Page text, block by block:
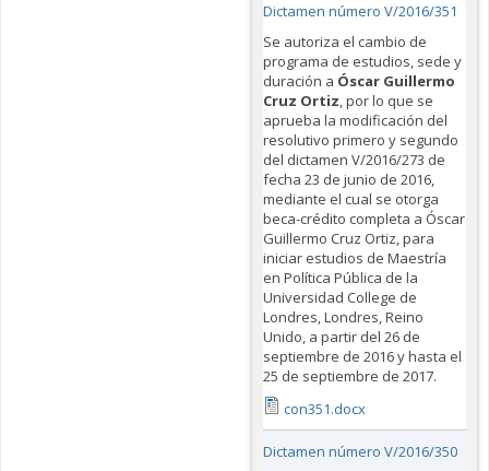
Dictamen número V/2016/351
Se autoriza el cambio de
programa de estudios, sede y
duración a Óscar Guillermo
Cruz Ortiz, por lo que se
aprueba la modificación del
resolutivo primero y segundo
del dictamen V/2016/273 de
fecha 23 de junio de 2016,
mediante el cual se otorga
beca-crédito completa a Óscar
Guillermo Cruz Ortiz, para
iniciar estudios de Maestría
en Política Pública de la
Universidad College de
Londres, Londres, Reino
Unido, a partir del 26 de
septiembre de 2016 y hasta el
25 de septiembre de 2017.
con351.docx
Dictamen número V/2016/350